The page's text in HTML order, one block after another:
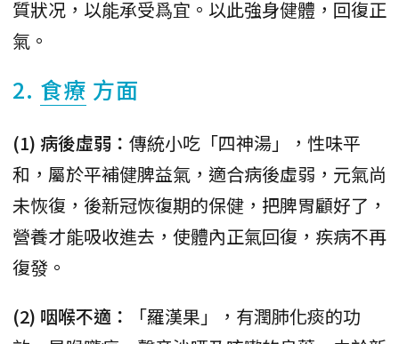
質狀况，以能承受爲宜。以此強身健體，回復正
氣。
2. 食療 方面
(1) 病後虛弱： 傳統小吃「四神湯」，性味平
和，屬於平補健脾益氣，適合病後虛弱，元氣尚
未恢復，後新冠恢復期的保健，把脾胃顧好了，
營養才能吸收進去，使體內正氣回復，疾病不再
復發。
(2) 咽喉不適：
「羅漢果」，有潤肺化痰的功